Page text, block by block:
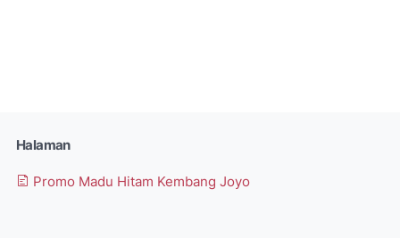
Halaman
Promo Madu Hitam Kembang Joyo